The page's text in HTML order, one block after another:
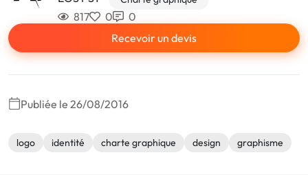
817 0
0
Recevoir un devis
Publiée le 26/08/2016
logo identité charte graphique design graphisme